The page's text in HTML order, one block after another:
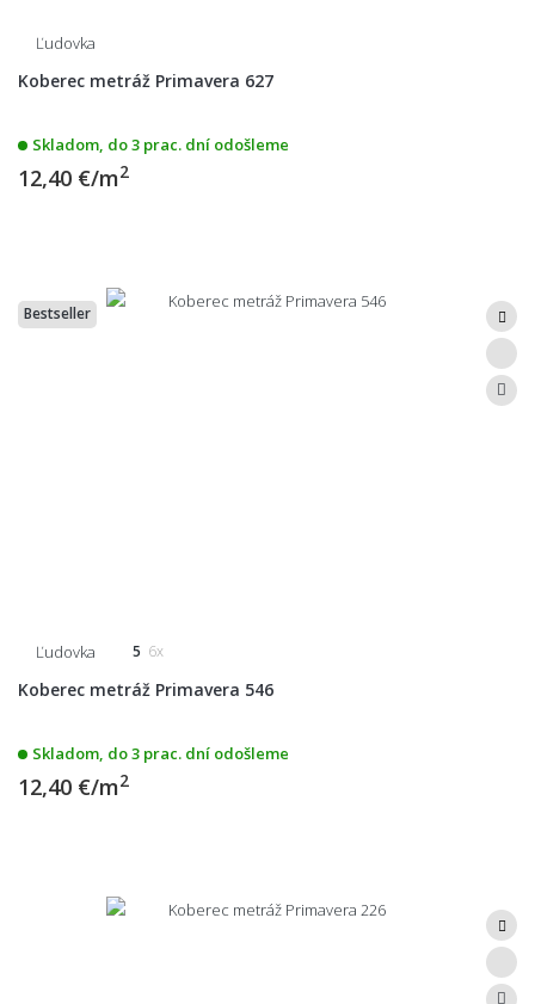
Ľudovka
Koberec metráž Primavera 627
Skladom, do 3 prac. dní odošleme
12,40 €/m2
Bestseller
Ľudovka 5 6x
Koberec metráž Primavera 546
Skladom, do 3 prac. dní odošleme
12,40 €/m2